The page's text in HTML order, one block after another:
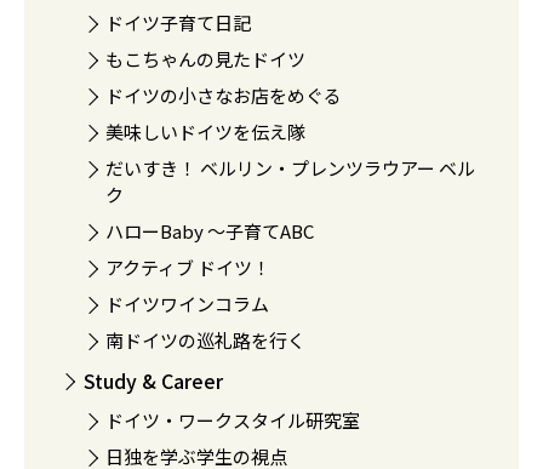
ドイツ子育て日記
もこちゃんの見たドイツ
ドイツの小さなお店をめぐる
美味しいドイツを伝え隊
だいすき！ ベルリン・プレンツラウアー ベル
ク
ハローBaby 〜子育てABC
アクティブ ドイツ！
ドイツワインコラム
南ドイツの巡礼路を行く
Study & Career
ドイツ・ワークスタイル研究室
日独を学ぶ学生の視点